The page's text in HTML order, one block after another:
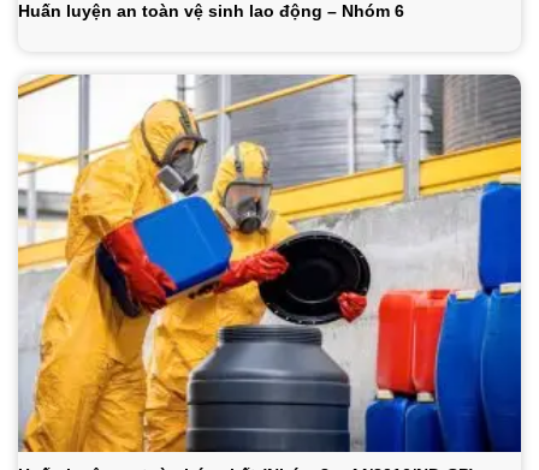
Huấn luyện an toàn vệ sinh lao động – Nhóm 6